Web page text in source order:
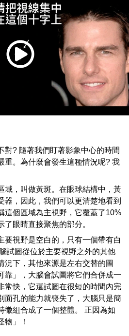
對? 隨著我們盯著影象中心的時間
重。為什麼會發生這種情況呢? 我
域，叫做黃斑。在眼球結構中，黃
器，因此，我們可以更清楚地看到
這個區域為主視野，它覆蓋了10%
眼睛直接聚焦的部分。
要視野是空白的，只有一個帶有白
試圖從位於主要視野之外的其他
下，其他來源是左右交替的圖
靠」，大腦會試圖將它們合併成一
常快，它還試圖在很短的時間內完
面孔的能力就喪失了，大腦只是簡
徵組合成了一個整體。 正因為如
物」！